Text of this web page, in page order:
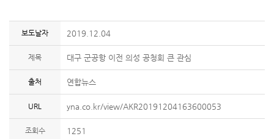
보도날자 2019.12.04
제목 대구 군공항 이전 의성 공청회 큰 관심
출처 연합뉴스
URL yna.co.kr/view/AKR20191204163600053
조회수 1251